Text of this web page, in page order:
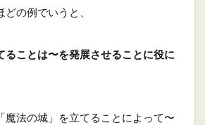
の例でいうと、
ることは〜を発展させることに役に
魔法の城」を立てることによって〜